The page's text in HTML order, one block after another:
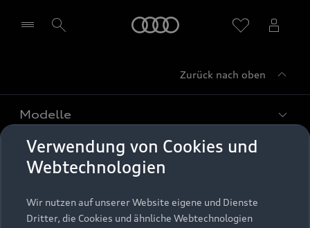
Zurück nach oben
Modelle
Alle Modelle
Elektromodelle
Kaufen & leasen
Neuwagensuche
Verwendung von Cookies und
Webtechnologien
Wir nutzen auf unserer Website eigene und Dienste
Dritter, die Cookies und ähnliche Webtechnologien